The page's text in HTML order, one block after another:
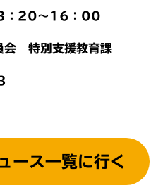
：20～16：00
会 特別支援教育課
ース一覧に行く